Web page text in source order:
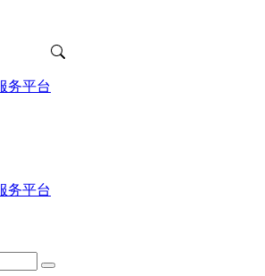
务平台
务平台